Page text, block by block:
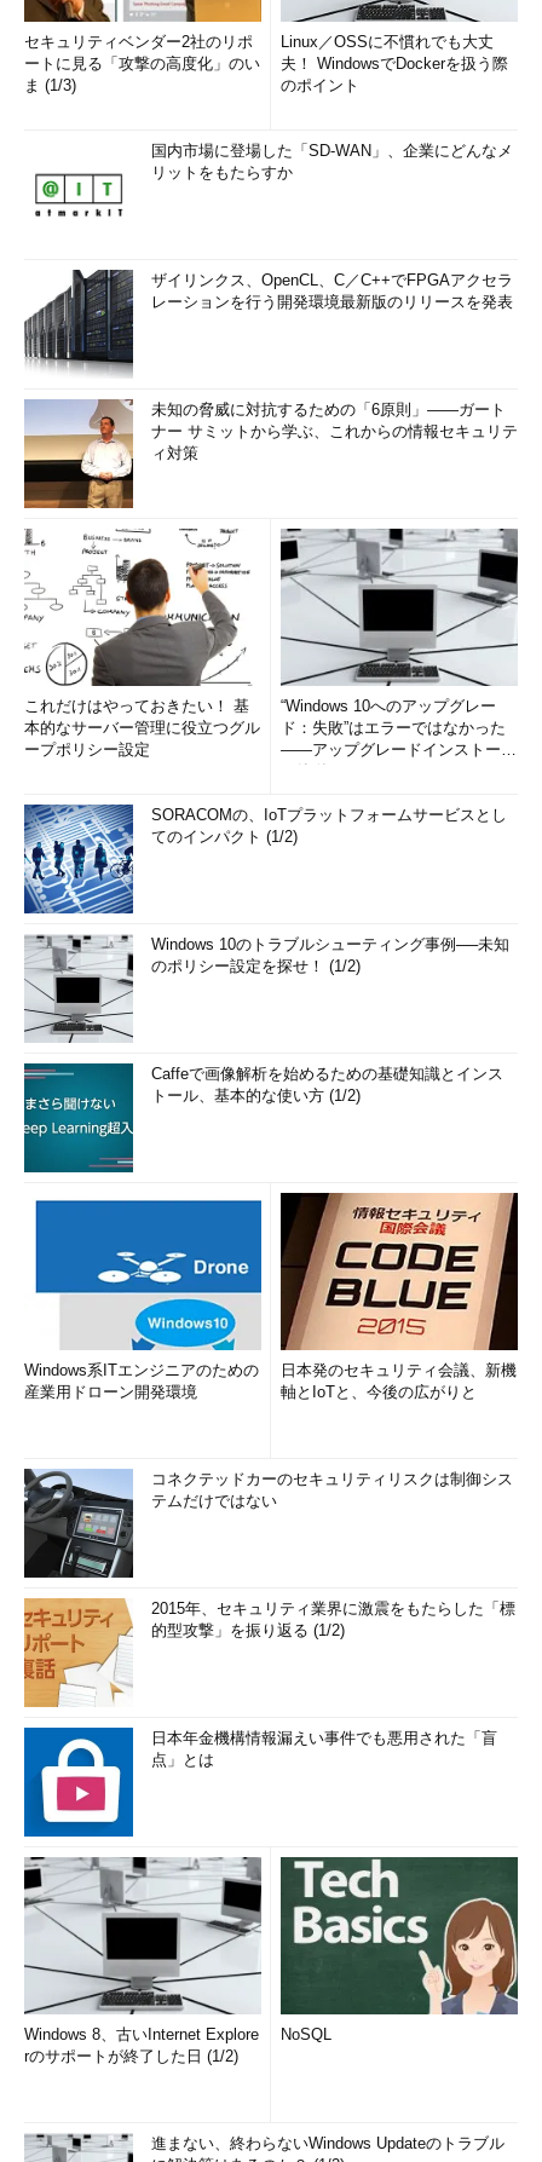
セキュリティベンダー2社のリポ
ートに見る「攻撃の高度化」のい
ま (1/3)
Linux／OSSに不慣れでも大丈
夫！ WindowsでDockerを扱う際
のポイント
国内市場に登場した「SD-WAN」、企業にどんなメ
リットをもたらすか
ザイリンクス、OpenCL、C／C++でFPGAアクセラ
レーションを行う開発環境最新版のリリースを発表
未知の脅威に対抗するための「6原則」――ガート
ナー サミットから学ぶ、これからの情報セキュリテ
ィ対策
これだけはやっておきたい！ 基
本的なサーバー管理に役立つグル
ープポリシー設定
“Windows 10へのアップグレー
ド：失敗”はエラーではなかった
――アップグレードインストール
SORACOMの、IoTプラットフォームサービスとし
てのインパクト (1/2)
Windows 10のトラブルシューティング事例──未知
のポリシー設定を探せ！ (1/2)
Caffeで画像解析を始めるための基礎知識とインス
トール、基本的な使い方 (1/2)
Windows系ITエンジニアのための
産業用ドローン開発環境
日本発のセキュリティ会議、新機
軸とIoTと、今後の広がりと
コネクテッドカーのセキュリティリスクは制御シス
テムだけではない
2015年、セキュリティ業界に激震をもたらした「標
的型攻撃」を振り返る (1/2)
日本年金機構情報漏えい事件でも悪用された「盲
点」とは
Windows 8、古いInternet Explore
rのサポートが終了した日 (1/2)
NoSQL
進まない、終わらないWindows Updateのトラブル